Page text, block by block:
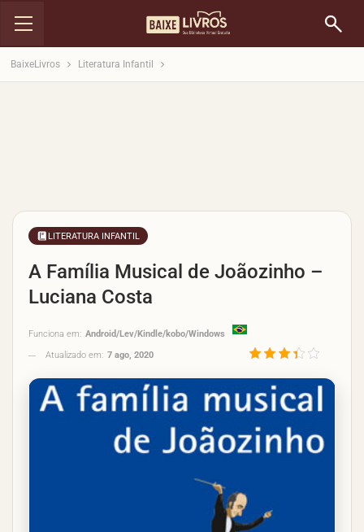
BaixeLivros Literatura Infantil
LITERATURA INFANTIL
A Família Musical de Joãozinho –
Luciana Costa
Funciona em: Android/Lev/Kindle/kobo/Windows
Atualizado em: 7 ago, 2020
3.4/5
- (5